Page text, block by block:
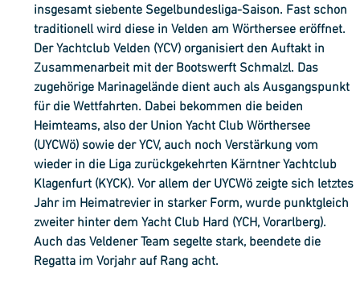
insgesamt siebente Segelbundesliga-Saison. Fast schon
traditionell wird diese in Velden am Wörthersee eröffnet.
Der Yachtclub Velden (YCV) organisiert den Auftakt in
Zusammenarbeit mit der Bootswerft Schmalzl. Das
zugehörige Marinagelände dient auch als Ausgangspunkt
für die Wettfahrten. Dabei bekommen die beiden
Heimteams, also der Union Yacht Club Wörthersee
(UYCWö) sowie der YCV, auch noch Verstärkung vom
wieder in die Liga zurückgekehrten Kärntner Yachtclub
Klagenfurt (KYCK). Vor allem der UYCWö zeigte sich letztes
Jahr im Heimatrevier in starker Form, wurde punktgleich
zweiter hinter dem Yacht Club Hard (YCH, Vorarlberg).
Auch das Veldener Team segelte stark, beendete die
Regatta im Vorjahr auf Rang acht.